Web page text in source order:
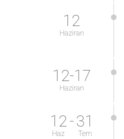
12
Haziran
12-17
Haziran
12
Haz
-31
Tem